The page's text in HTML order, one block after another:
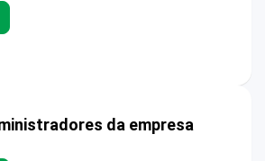
da empresa